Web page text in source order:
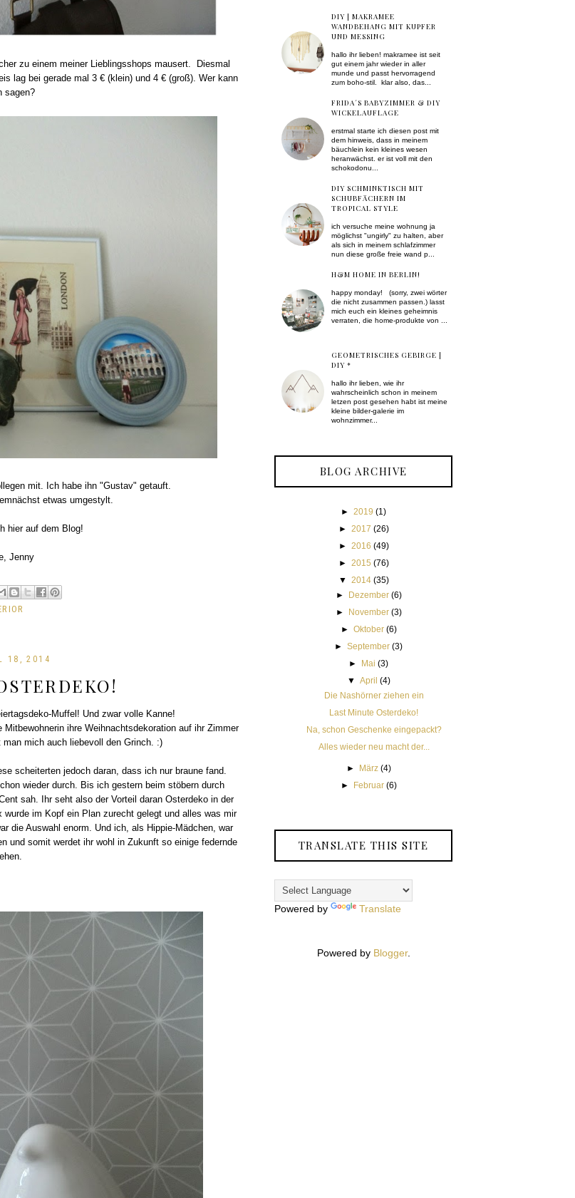
zu einem meiner Lieblingsshops mausert. Diesmal
lag bei gerade mal 3 € (klein) und 4 € (groß). Wer kann
sagen?
mit. Ich habe ihn "Gustav" getauft.
etwas umgestylt.
hier auf dem Blog!
Jenny
18, 2014
Muffel! Und zwar volle Kanne!
ihre Weihnachtsdekoration auf ihr Zimmer
mich auch liebevoll den Grinch. :)
scheiterten jedoch daran, dass ich nur braune fand.
wieder durch. Bis ich gestern beim stöbern durch
sah. Ihr seht also der Vorteil daran Osterdeko in der
im Kopf ein Plan zurecht gelegt und alles was mir
die Auswahl enorm. Und ich, als Hippie-Mädchen, war
und somit werdet ihr wohl in Zukunft so einige federnde
DIY | MAKRAMEE
WANDBEHANG MIT KUPFER
UND MESSING
hallo ihr lieben! makramee ist seit
gut einem jahr wieder in aller
munde und passt hervorragend
zum boho-stil. klar also, das...
FRIDA´S BABYZIMMER & DIY
WICKELAUFLAGE
erstmal starte ich diesen post mit
dem hinweis, dass in meinem
bäuchlein kein kleines wesen
heranwächst. er ist voll mit den
schokodonu...
DIY SCHMINKTISCH MIT
SCHUBFÄCHERN IM
TROPICAL STYLE
ich versuche meine wohnung ja
möglichst "ungirly" zu halten, aber
als sich in meinem schlafzimmer
nun diese große freie wand p...
H&M HOME IN BERLIN!
happy monday! (sorry, zwei wörter
die nicht zusammen passen.) lasst
mich euch ein kleines geheimnis
verraten, die home-produkte von ...
GEOMETRISCHES GEBIRGE |
DIY *
hallo ihr lieben, wie ihr
wahrscheinlich schon in meinem
letzen post gesehen habt ist meine
kleine bilder-galerie im
wohnzimmer...
BLOG ARCHIVE
► 2019 (1)
► 2017 (26)
► 2016 (49)
► 2015 (76)
▼ 2014 (35)
►
Dezember (6)
►
November (3)
► Oktober (6)
►September (3)
►
Mai (3)
▼ April (4)
Die Nashörner ziehen ein
Last Minute Osterdeko!
Na, schon Geschenke eingepackt?
Alles wieder neu macht der...
► März (4)
►
Februar (6)
TRANSLATE THIS SITE
Powered by Translate
Powered by Blogger.